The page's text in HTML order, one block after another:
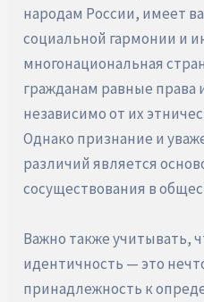
народам России, имеет
социальной гармонии и
многонациональная
гражданам равные права
независимо от их
Однако признание и
различий является
сосуществования в
Важно также учитывать,
идентичность — это
принадлежность к